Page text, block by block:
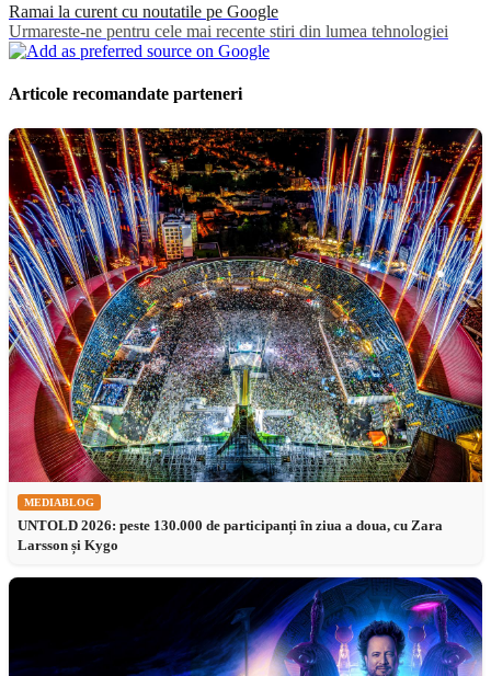
Ramai la curent cu noutatile pe Google
Urmareste-ne pentru cele mai recente stiri din lumea tehnologiei
Articole recomandate parteneri
MEDIABLOG
UNTOLD 2026: peste 130.000 de participanți în ziua a doua, cu Zara
Larsson și Kygo